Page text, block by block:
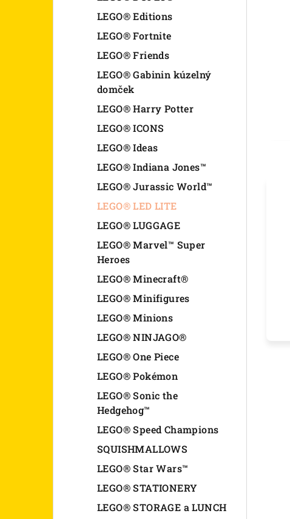
LEGO® Editions
LEGO® Fortnite
LEGO® Friends
LEGO® Gabinin kúzelný
domček
LEGO® Harry Potter
LEGO® ICONS
LEGO® Ideas
LEGO® Indiana Jones™
LEGO® Jurassic World™
LEGO® LED LITE
LEGO® LUGGAGE
LEGO® Marvel™ Super
Heroes
LEGO® Minecraft®
LEGO® Minifigures
LEGO® Minions
LEGO® NINJAGO®
LEGO® One Piece
LEGO® Pokémon
LEGO® Sonic the
Hedgehog™
LEGO® Speed Champions
SQUISHMALLOWS
LEGO® Star Wars™
LEGO® STATIONERY
LEGO® STORAGE a LUNCH